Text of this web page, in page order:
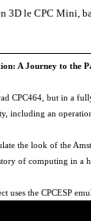
3D le CPC Mini,
A Journey to the
CPC464, but in a
including an
the look of the
of computing in a
uses the CPCESP